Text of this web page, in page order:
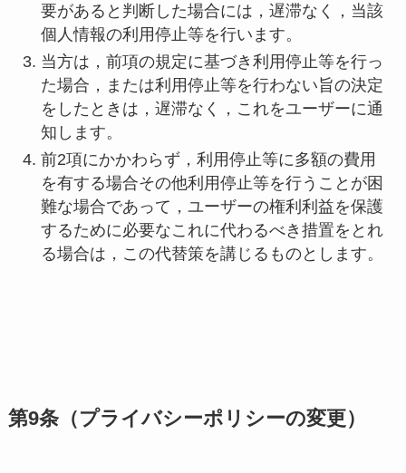
要があると判断した場合には，遅滞なく，当該
個人情報の利用停止等を行います。
当方は，前項の規定に基づき利用停止等を行っ
た場合，または利用停止等を行わない旨の決定
をしたときは，遅滞なく，これをユーザーに通
知します。
前2項にかかわらず，利用停止等に多額の費用
を有する場合その他利用停止等を行うことが困
難な場合であって，ユーザーの権利利益を保護
するために必要なこれに代わるべき措置をとれ
る場合は，この代替策を講じるものとします。
第9条（プライバシーポリシーの変更）